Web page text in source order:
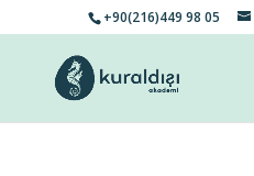
+90(216)449 98 05